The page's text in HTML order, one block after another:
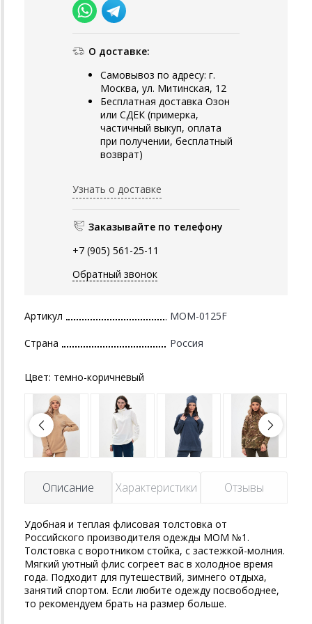
О доставке:
Самовывоз по адресу: г.
Москва, ул. Митинская, 12
Бесплатная доставка Озон
или СДЕК (примерка,
частичный выкуп, оплата
при получении, бесплатный
возврат)
Узнать о доставке
Заказывайте по телефону
+7 (905) 561-25-11
Обратный звонок
Артикул MOM-0125F
Страна Россия
Цвет: темно-коричневый
Описание Характеристики Отзывы
Удобная и теплая флисовая толстовка от
Российского производителя одежды MOM №1.
Толстовка с воротником стойка, с застежкой-молния.
Мягкий уютный флис согреет вас в холодное время
года. Подходит для путешествий, зимнего отдыха,
занятий спортом. Если любите одежду посвободнее,
то рекомендуем брать на размер больше.